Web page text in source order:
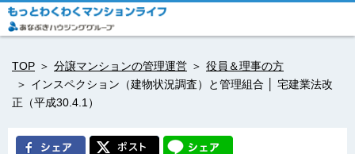
TOP 分譲マンションの管理運営
役員＆理事の方
インスペクション（建物状況調査）と管理組合 │ 宅建業法改
正（平成30.4.1）